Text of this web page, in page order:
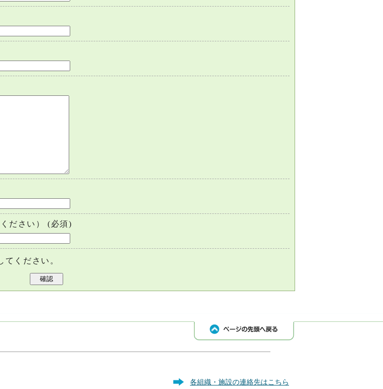
ださい） (必須)
ください。
各組織・施設の連絡先はこちら